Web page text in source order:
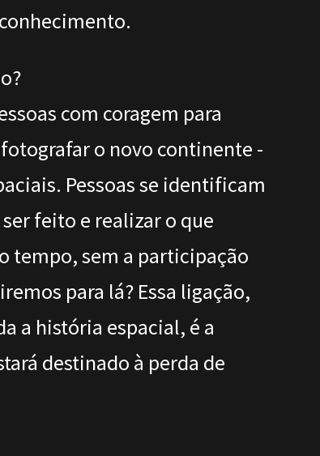
com coragem para
o novo continente -
Pessoas se identificam
feito e realizar o que
tempo, sem a participação
para lá? Essa ligação,
a história espacial, é a
destinado à perda de